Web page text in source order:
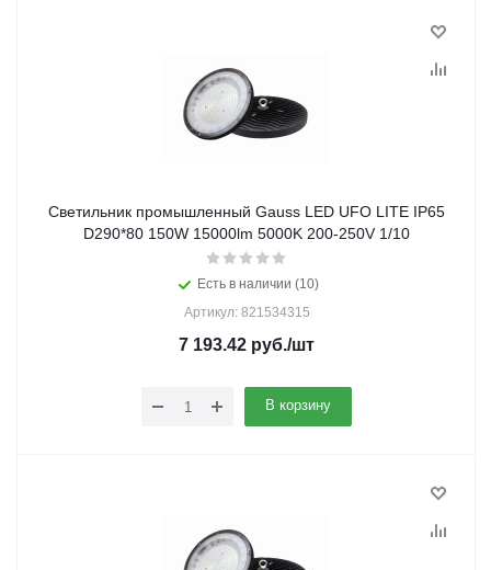
Светильник промышленный Gauss LED UFO LITE IP65
D290*80 150W 15000lm 5000K 200-250V 1/10
Есть в наличии (10)
Артикул: 821534315
7 193.42 руб./шт
В корзину